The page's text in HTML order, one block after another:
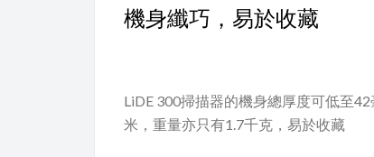
機身纖巧，易於收藏
LiDE 300掃描器的機身總厚度可低至42
米，重量亦只有1.7千克，易於收藏